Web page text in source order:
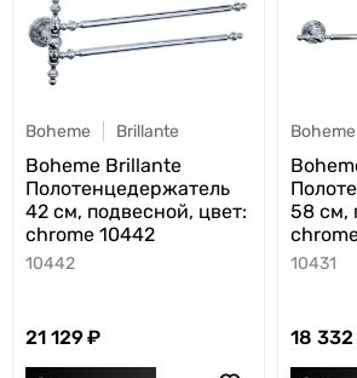
Boheme Brillante
Boheme Brillante
Полотенцедержатель
42 см, подвесной, цвет:
chrome 10442
10442
21 129
Boheme
58 см,
10431
18 332